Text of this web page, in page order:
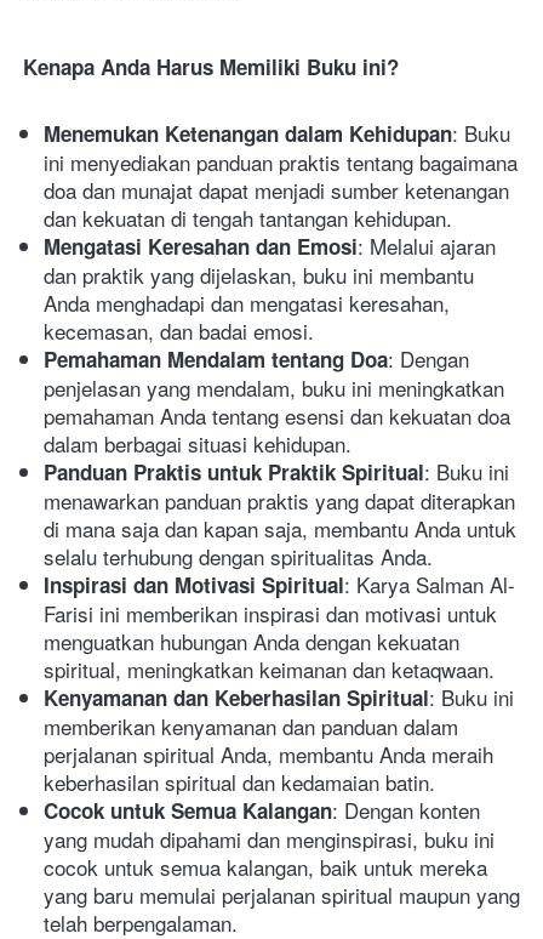
Kenapa Anda Harus Memiliki Buku ini?
Menemukan Ketenangan dalam Kehidupan: Buku
ini menyediakan panduan praktis tentang bagaimana
doa dan munajat dapat menjadi sumber ketenangan
dan kekuatan di tengah tantangan kehidupan.
Mengatasi Keresahan dan Emosi: Melalui ajaran
dan praktik yang dijelaskan, buku ini membantu
Anda menghadapi dan mengatasi keresahan,
kecemasan, dan badai emosi.
Pemahaman Mendalam tentang Doa: Dengan
penjelasan yang mendalam, buku ini meningkatkan
pemahaman Anda tentang esensi dan kekuatan doa
dalam berbagai situasi kehidupan.
Panduan Praktis untuk Praktik Spiritual: Buku ini
menawarkan panduan praktis yang dapat diterapkan
di mana saja dan kapan saja, membantu Anda untuk
selalu terhubung dengan spiritualitas Anda.
Inspirasi dan Motivasi Spiritual: Karya Salman Al-
Farisi ini memberikan inspirasi dan motivasi untuk
menguatkan hubungan Anda dengan kekuatan
spiritual, meningkatkan keimanan dan ketaqwaan.
Kenyamanan dan Keberhasilan Spiritual: Buku ini
memberikan kenyamanan dan panduan dalam
perjalanan spiritual Anda, membantu Anda meraih
keberhasilan spiritual dan kedamaian batin.
Cocok untuk Semua Kalangan: Dengan konten
yang mudah dipahami dan menginspirasi, buku ini
cocok untuk semua kalangan, baik untuk mereka
yang baru memulai perjalanan spiritual maupun yang
telah berpengalaman.